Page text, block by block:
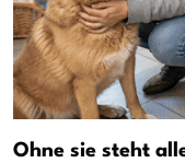
Ohne sie steht